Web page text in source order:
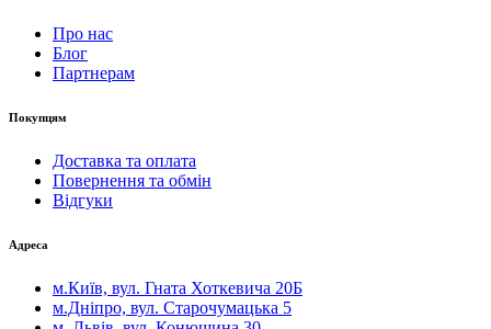
Про нас
Блог
Партнерам
Покупцям
Доставка та оплата
Повернення та обмін
Відгуки
Адреса
м.Київ, вул. Гната Хоткевича 20Б
м.Дніпро, вул. Старочумацька 5